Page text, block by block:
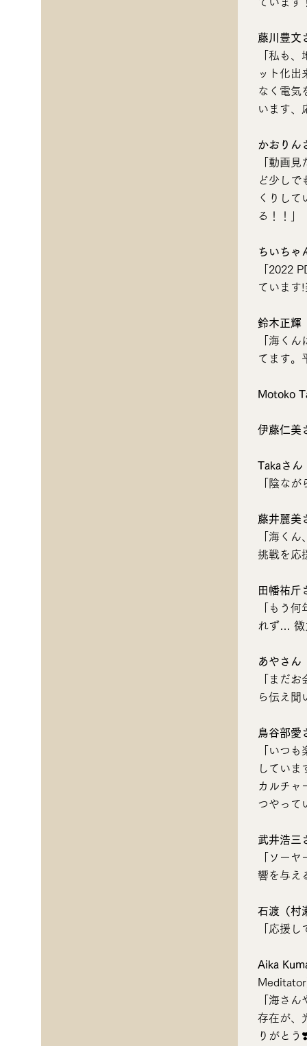
藤川豊文
「私も
ット化出
なく電気
います、
かおりん
「動画
ど少しで
くりして
る！！」
ちいちゃ
「2022
ています
鈴木正輝
「海く
てます。
Motoko
伊藤仁美
Takaさん
「陰な
藤井麗美
「海く
挑戦を応
田幡祐斤
「もう
れず… 微
あやさん
「まだ
ら伝え聞
鳥谷部愛
「いつ
していま
カルチャ
つやって
武井浩三
「ソー
響を与え
石渡（村
「応援し
Aika
「海さ
存在が、
りがとう